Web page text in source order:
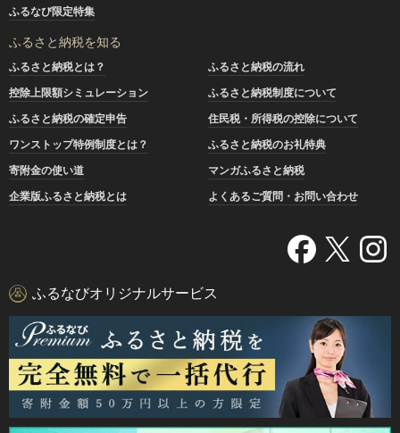
ふるなび限定特集
ふるさと納税を知る
ふるさと納税とは？
ふるさと納税の流れ
控除上限額シミュレーション
ふるさと納税制度について
ふるさと納税の確定申告
住民税・所得税の控除について
ワンストップ特例制度とは？
ふるさと納税のお礼特典
寄附金の使い道
マンガふるさと納税
企業版ふるさと納税とは
よくあるご質問・お問い合わせ
ふるなびオリジナルサービス